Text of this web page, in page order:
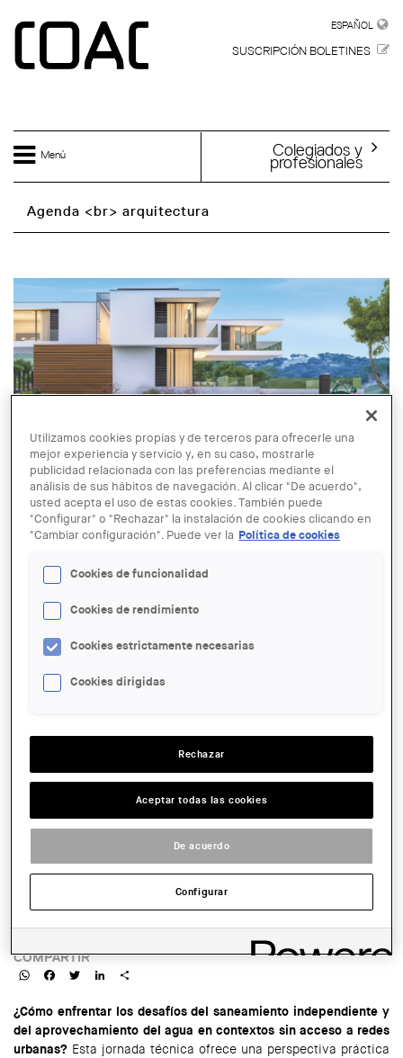
ESPAÑOL
SUSCRIPCIÓN BOLETINES
Menú Colegiados y
profesionales
Agenda <br> arquitectura
© PREMIER TECH
02 DIC - 02 DIC
JORNADA TÉCNICA | Gestión
sostenible de las aguas residuales y
pluviales.
En línia
En línia
HORARIO:
COMPARTIR
WhatsAppFacebookTwitterLinkedIn
¿Cómo enfrentar los desafíos del saneamiento independiente y
del aprovechamiento del agua en contextos sin acceso a redes
urbanas? Esta jornada técnica ofrece una perspectiva práctica
Utilizamos cookies propias y de terceros para ofrecerle una
mejor experiencia y servicio y, en su caso, mostrarle
publicidad relacionada con las preferencias mediante el
análisis de sus hábitos de navegación. Al clicar "De acuerdo",
usted acepta el uso de estas cookies. También puede
"Configurar" o "Rechazar" la instalación de cookies clicando en
"Cambiar configuración". Puede ver la Política de cookies
Cookies de funcionalidad
Cookies de rendimiento
Cookies estrictamente necesarias
Cookies dirigidas
Rechazar
Aceptar todas las cookies
De acuerdo
Configurar